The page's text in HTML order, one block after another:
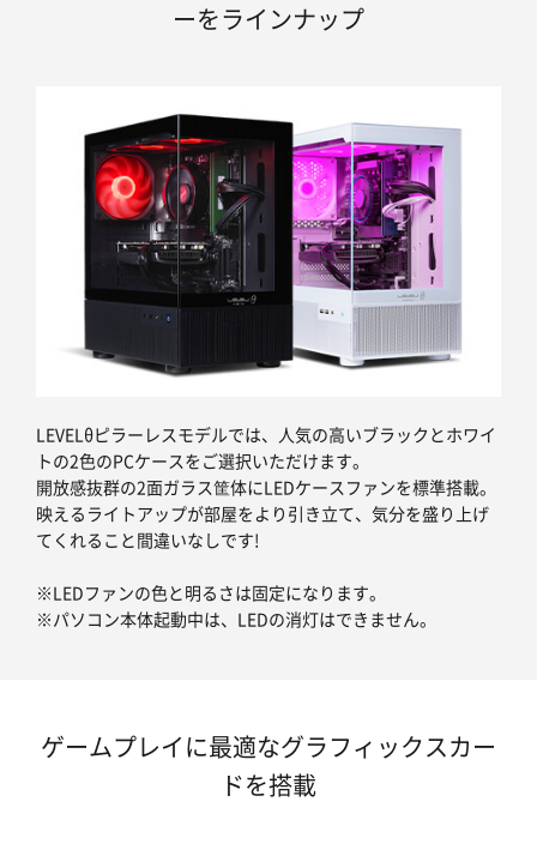
ーをラインナップ
LEVELθピラーレスモデルでは、人気の高いブラックとホワイ
トの2色のPCケースをご選択いただけます。
開放感抜群の2面ガラス筐体にLEDケースファンを標準搭載。
映えるライトアップが部屋をより引き立て、気分を盛り上げ
てくれること間違いなしです!
※LEDファンの色と明るさは固定になります。
※パソコン本体起動中は、LEDの消灯はできません。
ゲームプレイに最適なグラフィックスカー
ドを搭載